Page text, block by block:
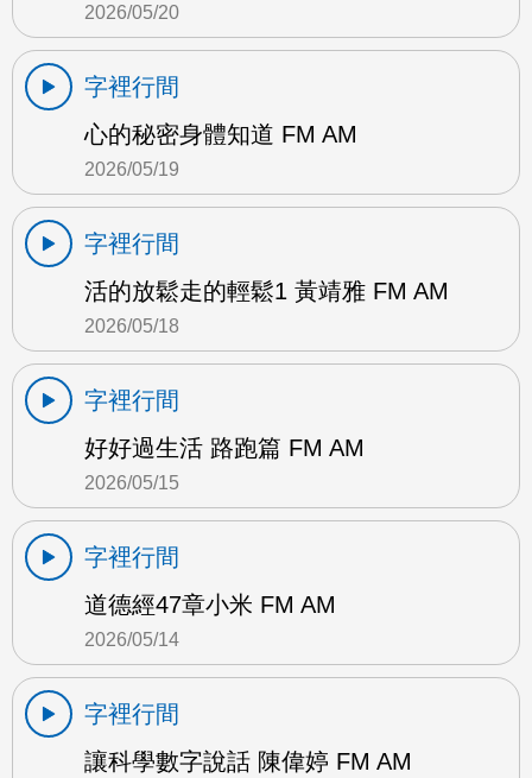
2026/05/20
字裡行間
心的秘密身體知道 FM AM
2026/05/19
字裡行間
活的放鬆走的輕鬆1 黃靖雅 FM AM
2026/05/18
字裡行間
好好過生活 路跑篇 FM AM
2026/05/15
字裡行間
道德經47章小米 FM AM
2026/05/14
字裡行間
讓科學數字說話 陳偉婷 FM AM